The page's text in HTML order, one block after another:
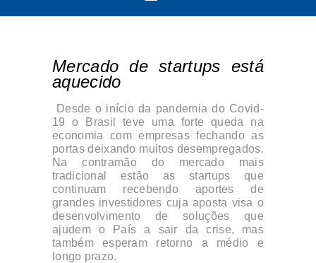
Mercado de startups está
aquecido
Desde o início da pandemia do Covid-
19 o Brasil teve uma forte queda na
economia com empresas fechando as
portas deixando muitos desempregados.
Na contramão do mercado mais
tradicional estão as startups que
continuam recebendo aportes de
grandes investidores cuja aposta visa o
desenvolvimento de soluções que
ajudem o País a sair da crise, mas
também esperam retorno a médio e
longo prazo.